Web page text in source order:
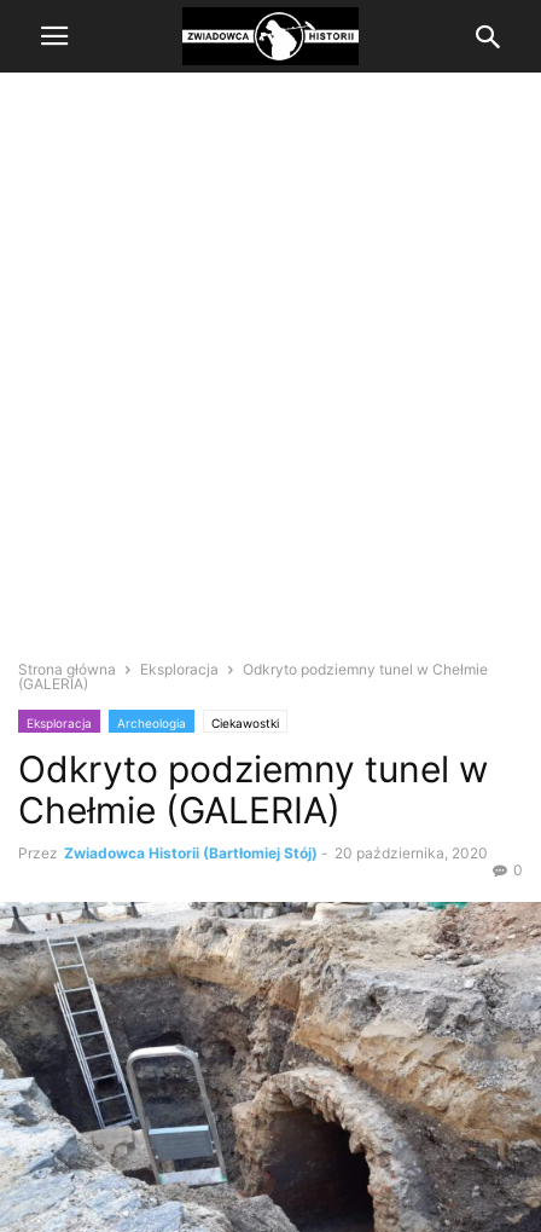
Strona główna Eksploracja
Odkryto podziemny tunel w Chełmie
(GALERIA)
Eksploracja Archeologia Ciekawostki
Odkryto podziemny tunel w
Chełmie (GALERIA)
Przez Zwiadowca Historii (Bartłomiej Stój) - 20 października, 2020
0